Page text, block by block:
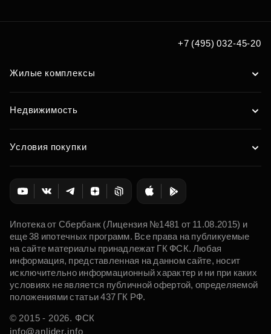
+7 (495) 032-45-20
Жилые комплексы
Недвижимость
Условия покупки
Ипотека от Сбербанк (Лицензия №1481 от 11.08.2015) и
еще 38 ипотечных программ. Все права на публикуемые
на сайте материалы принадлежат ГК ФСК. Любая
информация, представленная на данном сайте, носит
исключительно информационный характер и ни при каких
условиях не является публичной офертой, определяемой
положениями статьи 437 ГК РФ.
© 2015 - 2026. ФСК
info@anlider.info